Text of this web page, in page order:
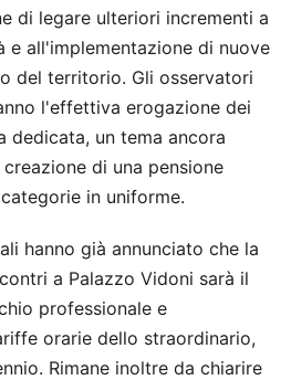
di legare ulteriori incrementi a
all'implementazione di nuove
del territorio. Gli osservatori
l'effettiva erogazione dei
dedicata, un tema ancora
di una pensione
in uniforme.
hanno già annunciato che la
a Palazzo Vidoni sarà il
professionale e
orarie dello straordinario,
Rimane inoltre da chiarire